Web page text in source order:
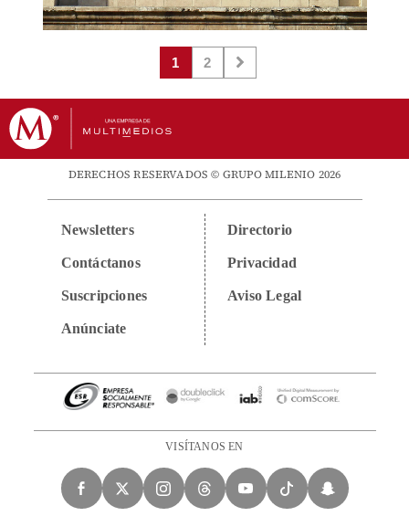
1 2
DERECHOS RESERVADOS © GRUPO MILENIO 2026
Newsletters
Contáctanos
Suscripciones
Anúnciate
Directorio
Privacidad
Aviso Legal
VISÍTANOS EN